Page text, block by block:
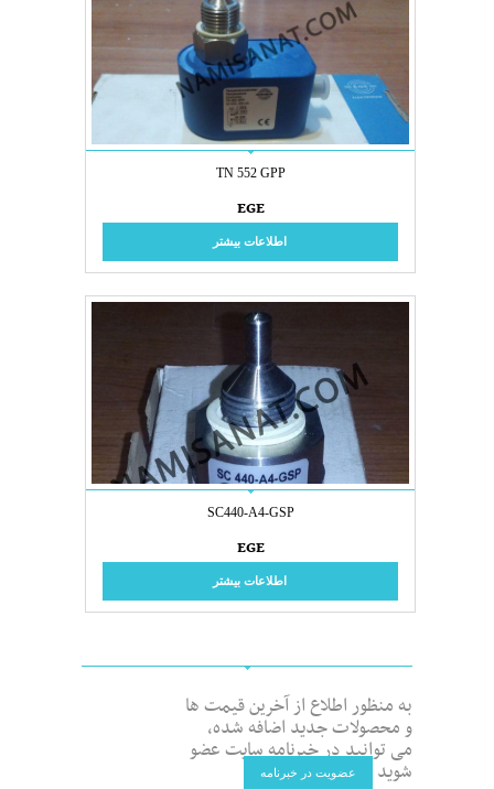
TN 552 GPP
EGE
اطلاعات بیشتر
SC440-A4-GSP
EGE
اطلاعات بیشتر
به منظور اطلاع از آخرین قیمت ها
و محصولات جدید اضافه شده،
می توانید در خبرنامه سایت عضو
شوید عضویت در خبرنامه